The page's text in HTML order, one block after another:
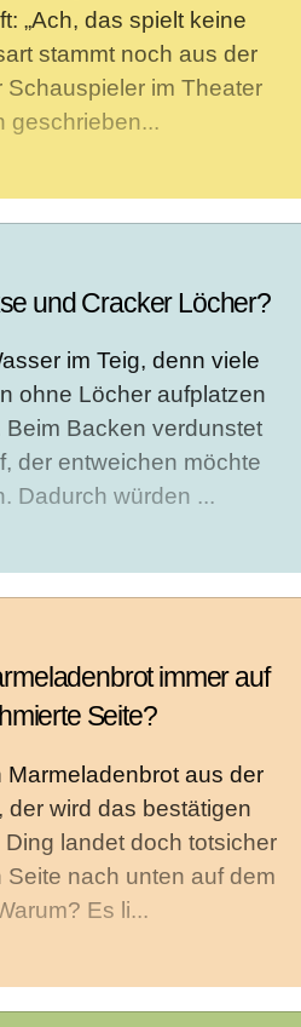
„Ach, das spielt keine
stammt noch aus der
Schauspieler im Theater
geschrieben...
und Cracker Löcher?
im Teig, denn viele
ohne Löcher aufplatzen
Backen verdunstet
der entweichen möchte
Dadurch würden ...
immer auf
Seite?
aus der
der wird das bestätigen
landet doch totsicher
Seite nach unten auf dem
Es li...